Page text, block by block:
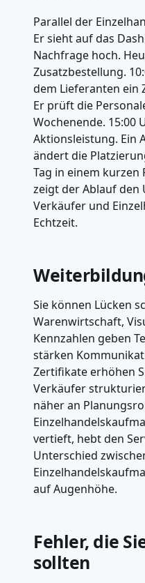
Parallel der
Er sieht auf das
Nachfrage hoch.
Zusatzbestellung.
dem Lieferanten ein
Er prüft die
Wochenende. 15:00
Aktionsleistung. Ein
ändert die
Tag in einem kurzen
zeigt der Ablauf den
Verkäufer und
Echtzeit.
Sie können Lücken
Warenwirtschaft,
Kennzahlen geben
stärken
Zertifikate erhöhen
Verkäufer
näher an
vertieft, hebt den
Unterschied
auf Augenhöhe.
Fehler, die
sollten